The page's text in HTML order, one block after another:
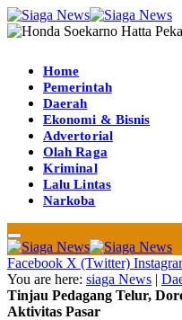
Home
Pemerintah
Daerah
Ekonomi & Bisnis
Advertorial
Olah Raga
Kriminal
Lalu Lintas
Narkoba
Facebook X (Twitter)
You are here: siaga News |
Tinjau Pedagang Telur,
Aktivitas Pasar